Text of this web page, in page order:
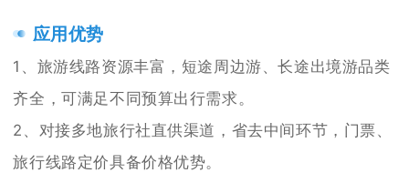
应用优势
1、旅游线路资源丰富，短途周边游、长途出境游品类
齐全，可满足不同预算出行需求。
2、对接多地旅行社直供渠道，省去中间环节，门票、
旅行线路定价具备价格优势。